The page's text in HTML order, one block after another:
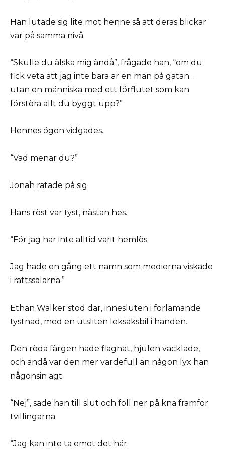
Han lutade sig lite mot henne så att deras blickar
var på samma nivå.
“Skulle du älska mig ändå”, frågade han, “om du
fick veta att jag inte bara är en man på gatan…
utan en människa med ett förflutet som kan
förstöra allt du byggt upp?”
Hennes ögon vidgades.
“Vad menar du?”
Jonah rätade på sig.
Hans röst var tyst, nästan hes.
“För jag har inte alltid varit hemlös.
Jag hade en gång ett namn som medierna viskade
i rättssalarna.”
Ethan Walker stod där, innesluten i förlamande
tystnad, med en utsliten leksaksbil i handen.
Den röda färgen hade flagnat, hjulen vacklade,
och ändå var den mer värdefull än någon lyx han
någonsin ägt.
“Nej”, sade han till slut och föll ner på knä framför
tvillingarna.
“Jag kan inte ta emot det här.